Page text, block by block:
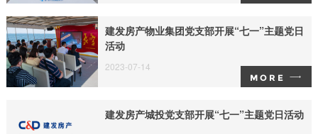
建发房产物业集团党支部开展“七一”主题党日
活动
2023-07-14
MORE
建发房产城投党支部开展“七一”主题党日活动